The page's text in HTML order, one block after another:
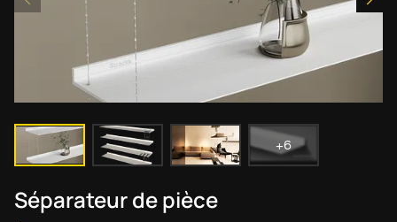
+6
Séparateur de pièce